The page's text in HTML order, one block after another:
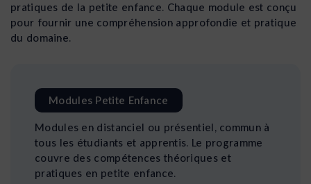
pratiques de la petite enfance. Chaque module est conçu
pour fournir une compréhension approfondie et pratique
du domaine.
Modules Petite Enfance
Modules en distanciel ou présentiel, commun à
tous les étudiants et apprentis. Le programme
couvre des compétences théoriques et
pratiques en petite enfance.